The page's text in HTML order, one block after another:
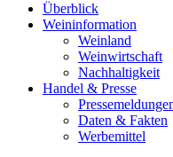
Überblick
Weininformation
Weinland
Weinwirtschaft
Nachhaltigkeit
Handel & Presse
Daten & Fakten
Werbemittel